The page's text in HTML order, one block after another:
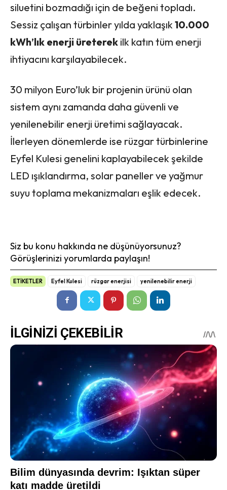
siluetini bozmadığı için de beğeni topladı.
Sessiz çalışan türbinler yılda yaklaşık 10.000
kWh’lık enerji üreterek ilk katın tüm enerji
ihtiyacını karşılayabilecek.
30 milyon Euro’luk bir projenin ürünü olan
sistem aynı zamanda daha güvenli ve
yenilenebilir enerji üretimi sağlayacak.
İlerleyen dönemlerde ise rüzgar türbinlerine
Eyfel Kulesi genelini kaplayabilecek şekilde
LED ışıklandırma, solar paneller ve yağmur
suyu toplama mekanizmaları eşlik edecek.
Siz bu konu hakkında ne düşünüyorsunuz?
Görüşlerinizi yorumlarda paylaşın!
ETİKETLER Eyfel Kulesi rüzgar enerjisi yenilenebilir enerji